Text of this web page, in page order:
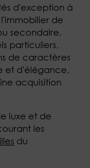
d'exception à
de
secondaire,
particuliers,
de caractères
et d'élégance,
acquisition
luxe et de
les
du